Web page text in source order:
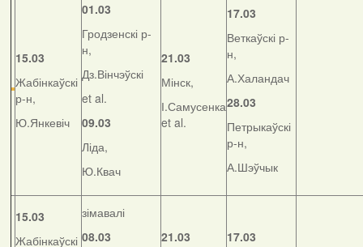
15.03
Жабінкаўскі
р-н,
Ю.Янкевіч
01.03
Гродзенскі р-
н,
Дз.Вінчэўскі
et al.
09.03
Ліда,
Ю.Квач
21.03
Мінск,
І.Самусенка
et al.
17.03
Веткаўскі р-
н,
А.Халандач
28.03
Петрыкаўскі
р-н,
А.Шэўчык
15.03
Жабінкаўскі
зімавалі
08.03
21.03
17.03